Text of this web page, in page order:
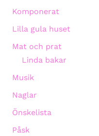
Komponerat
Lilla gula huset
Mat och prat
Linda bakar
Musik
Naglar
Önskelista
Påsk